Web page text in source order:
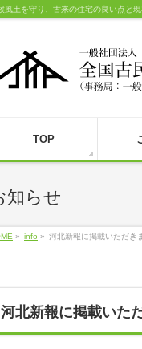
風土を守り、古来の住宅の良い点と
TOP
知らせ
» info » 河北新報に掲載いただき
河北新報に掲載いた